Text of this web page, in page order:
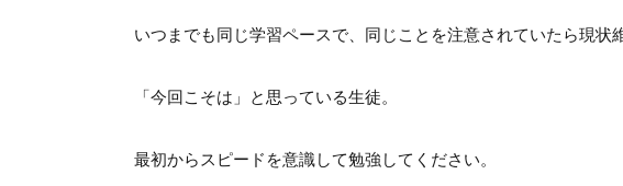
いつまでも同じ学習ペースで、同じことを注意されていたら現状
「今回こそは」と思っている生徒。
最初からスピードを意識して勉強してください。